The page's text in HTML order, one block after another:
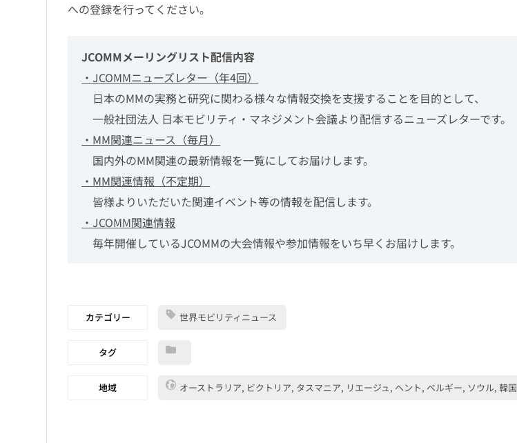
への登録を行ってください。
JCOMMメーリングリスト配信内容
・JCOMMニューズレター（年4回）
日本のMMの実務と研究に関わる様々な情報交換を支援することを目的として、
一般社団法人 日本モビリティ・マネジメント会議より配信するニューズレターです。
・MM関連ニュース（毎月）
国内外のMM関連の最新情報を一覧にしてお届けします。
・MM関連情報（不定期）
皆様よりいただいた関連イベント等の情報を配信します。
・JCOMM関連情報
毎年開催しているJCOMMの大会情報や参加情報をいち早くお届けします。
カテゴリー 世界モビリティニュース
タグ
地域 オーストラリア, ビクトリア, タスマニア, リエージュ, ヘント, ベルギー, ソウル, 韓国